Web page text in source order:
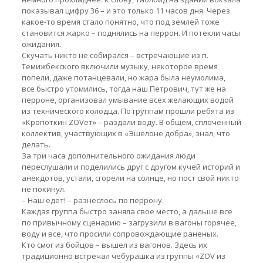
показывал цифру 36 – и это только 11 часов дня. Через
какое-то время стало понятно, что под землей тоже
становится жарко – поднялись на перрон. И потекли часы
ожидания.
Скучать никто не собирался – встречающие из п.
Темижбекского включили музыку, некоторое время
попели, даже потанцевали, но жара была неумолима,
все быстро утомились, тогда наш Петрович, тут же на
перроне, организовал умывание всех желающих водой
из технического колодца. По группам прошли ребята из
«Кропоткин ZOVет» – раздали воду. В общем, сплоченный
коллектив, участвующих в «Эшелоне добра», знал, что
делать.
За три часа дополнительного ожидания люди
переслушали и поделились друг с другом кучей историй и
анекдотов, устали, сгорели на солнце, но пост свой никто
не покинул.
– Наш едет! – разнеслось по перрону.
Каждая группа быстро заняла свое место, а дальше все
по привычному сценарию – загрузили в вагоны горячее,
воду и все, что просили сопровождающие раненых.
Кто смог из бойцов – вышел из вагонов. Здесь их
традиционно встречал чебурашка из группы «ZОV из